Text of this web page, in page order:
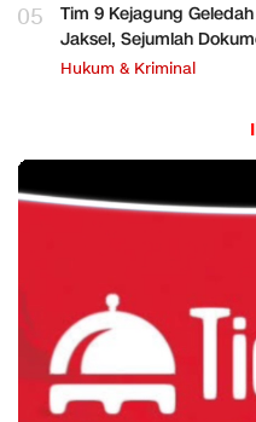
05
Tim 9 Kejagung
Jaksel, Sejumlah
Hukum & Kriminal